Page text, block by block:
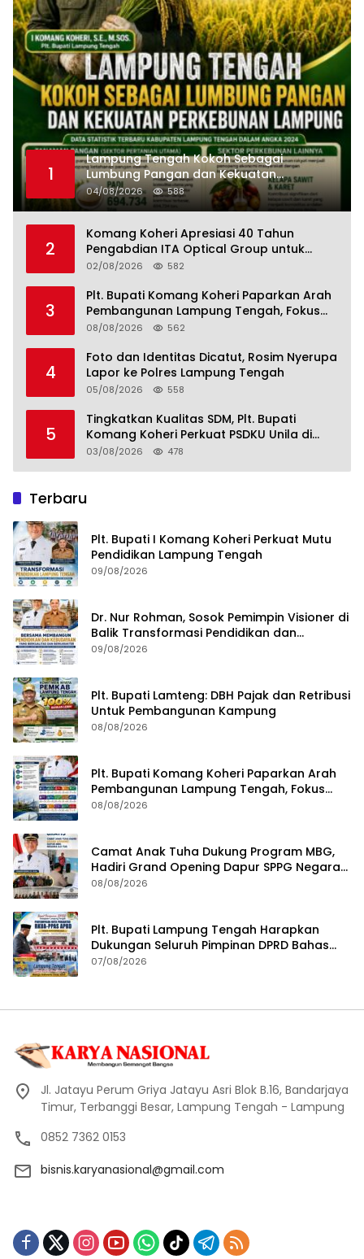
1
Lampung Tengah Kokoh Sebagai
Lumbung Pangan dan Kekuatan
Perkebunan Lampung, Komang Koheri:
Kemandirian Pangan adalah Fondasi
04/08/2026 588
2
Komang Koheri Apresiasi 40 Tahun
Pengabdian ITA Optical Group untuk
Kesehatan Mata Masyarakat Lamteng
02/08/2026 582
3
Plt. Bupati Komang Koheri Paparkan Arah
Pembangunan Lampung Tengah, Fokus
pada SDM, Ekonomi, Infrastruktur dan
08/08/2026 562
4
Foto dan Identitas Dicatut, Rosim Nyerupa
Lapor ke Polres Lampung Tengah
05/08/2026 558
5
Tingkatkan Kualitas SDM, Plt. Bupati
Komang Koheri Perkuat PSDKU Unila di
Lampung Tengah
03/08/2026 478
Terbaru
Plt. Bupati I Komang Koheri Perkuat Mutu
Pendidikan Lampung Tengah
09/08/2026
Dr. Nur Rohman, Sosok Pemimpin Visioner di
Balik Transformasi Pendidikan dan
Kebudayaan Lampung Tengah
09/08/2026
Plt. Bupati Lamteng: DBH Pajak dan Retribusi
Untuk Pembangunan Kampung
08/08/2026
Plt. Bupati Komang Koheri Paparkan Arah
Pembangunan Lampung Tengah, Fokus
pada SDM, Ekonomi, Infrastruktur dan
08/08/2026
Camat Anak Tuha Dukung Program MBG,
Hadiri Grand Opening Dapur SPPG Negara
Aji Tua Lampung Tengah
08/08/2026
Plt. Bupati Lampung Tengah Harapkan
Dukungan Seluruh Pimpinan DPRD Bahas
RKUA-PPAS APBD Tahun 2027
07/08/2026
Jl. Jatayu Perum Griya Jatayu Asri Blok B.16, Bandarjaya
Timur, Terbanggi Besar, Lampung Tengah - Lampung
0852 7362 0153
bisnis.karyanasional@gmail.com